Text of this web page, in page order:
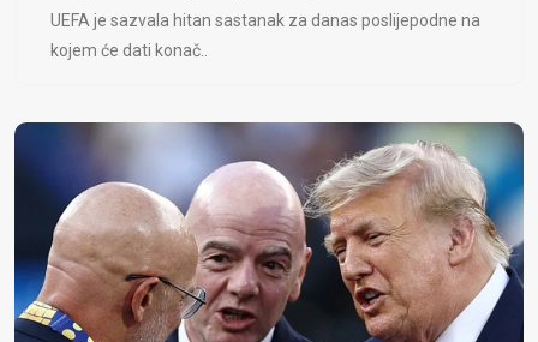
UEFA je sazvala hitan sastanak za danas poslijepodne na
kojem će dati konač..